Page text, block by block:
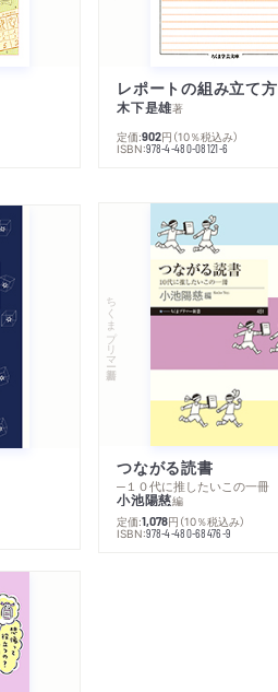
レポートの組み立て方
木下是雄著
定価:902円 （10％税込み）
ISBN:978-4-480-08121-6
ちくまプリマー新書
つながる読書
─１０代に推したいこの一冊
小池陽慈編
定価:1,078円 （10％税込み）
ISBN:978-4-480-68476-9